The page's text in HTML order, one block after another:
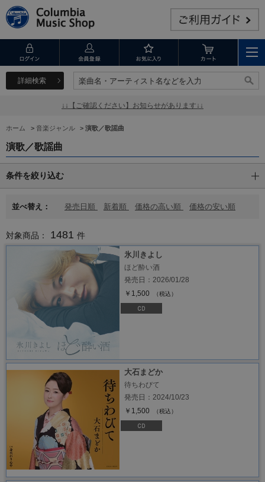
詳細検索 楽曲名・アーティスト名などを入力
楽曲名・アーティスト名などを入力
↓↓【ご確認ください】お知らせがあります↓↓
ホーム > 音楽ジャンル > 演歌／歌謡曲
演歌／歌謡曲
条件を絞り込む
並べ替え： 発売日順 新着順 価格の高い順 価格の安い順
対象商品： 1481 件
氷川きよし
ほど酔い酒
発売日：2026/01/28
￥1,500
（税込）
大石まどか
待ちわびて
発売日：2024/10/23
￥1,500
（税込）